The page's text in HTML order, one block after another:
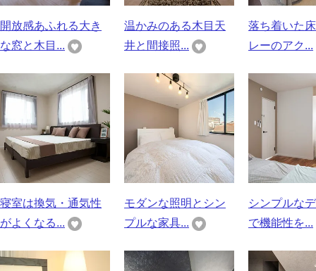
開放感あふれる大き
な窓と木目...
温かみのある木目天
井と間接照...
落ち着いた
レーのアク...
寝室は換気・通気性
がよくなる...
モダンな照明とシン
プルな家具...
シンプルな
で機能性を...